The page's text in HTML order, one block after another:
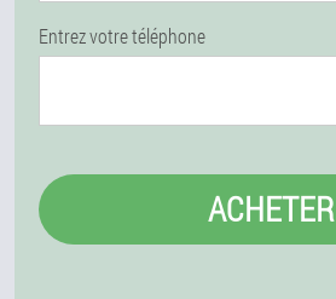
Entrez votre téléphone
ACHETER